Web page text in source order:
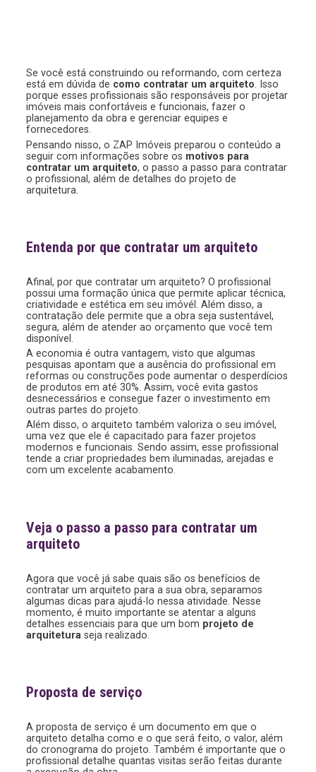
Se você está construindo ou reformando, com certeza
está em dúvida de como contratar um arquiteto. Isso
porque esses profissionais são responsáveis por projetar
imóveis mais confortáveis e funcionais, fazer o
planejamento da obra e gerenciar equipes e
fornecedores.
Pensando nisso, o ZAP Imóveis preparou o conteúdo a
seguir com informações sobre os motivos para
contratar um arquiteto, o passo a passo para contratar
o profissional, além de detalhes do projeto de
arquitetura.
Entenda por que contratar um arquiteto
Afinal, por que contratar um arquiteto? O profissional
possui uma formação única que permite aplicar técnica,
criatividade e estética em seu imóvél. Além disso, a
contratação dele permite que a obra seja sustentável,
segura, além de atender ao orçamento que você tem
disponível.
A economia é outra vantagem, visto que algumas
pesquisas apontam que a ausência do profissional em
reformas ou construções pode aumentar o desperdícios
de produtos em até 30%. Assim, você evita gastos
desnecessários e consegue fazer o investimento em
outras partes do projeto.
Além disso, o arquiteto também valoriza o seu imóvel,
uma vez que ele é capacitado para fazer projetos
modernos e funcionais. Sendo assim, esse profissional
tende a criar propriedades bem iluminadas, arejadas e
com um excelente acabamento.
Veja o passo a passo para contratar um
arquiteto
Agora que você já sabe quais são os benefícios de
contratar um arquiteto para a sua obra, separamos
algumas dicas para ajudá-lo nessa atividade. Nesse
momento, é muito importante se atentar a alguns
detalhes essenciais para que um bom projeto de
arquitetura seja realizado.
Proposta de serviço
A proposta de serviço é um documento em que o
arquiteto detalha como e o que será feito, o valor, além
do cronograma do projeto. Também é importante que o
profissional detalhe quantas visitas serão feitas durante